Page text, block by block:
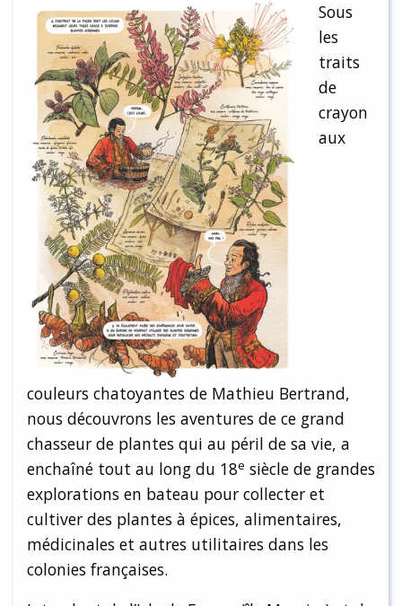
Sous
les
traits
de
crayon
aux
couleurs chatoyantes de Mathieu Bertrand,
nous découvrons les aventures de ce grand
chasseur de plantes qui au péril de sa vie, a
enchaîné tout au long du 18e siècle de grandes
explorations en bateau pour collecter et
cultiver des plantes à épices, alimentaires,
médicinales et autres utilitaires dans les
colonies françaises.